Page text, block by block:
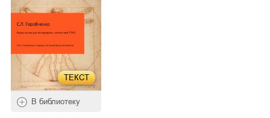
ТЕКСТ
В библиотеку